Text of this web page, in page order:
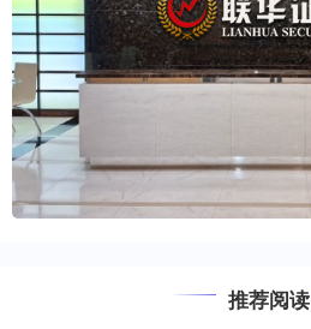
推荐阅读